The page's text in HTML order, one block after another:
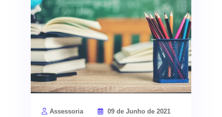
Assessoria
09 de Junho de 2021